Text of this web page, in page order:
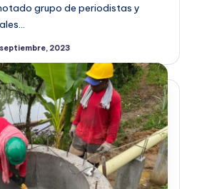
grupo de periodistas y
2023